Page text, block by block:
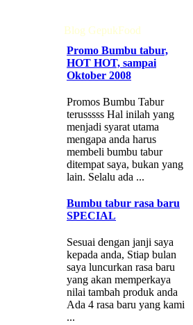
Blog GepukFood
Promo Bumbu tabur,
HOT HOT, sampai
Oktober 2008
Promos Bumbu Tabur
terusssss Hal inilah yang
menjadi syarat utama
mengapa anda harus
membeli bumbu tabur
ditempat saya, bukan yang
lain. Selalu ada ...
Bumbu tabur rasa baru
SPECIAL
Sesuai dengan janji saya
kepada anda, Stiap bulan
saya luncurkan rasa baru
yang akan memperkaya
nilai tambah produk anda
Ada 4 rasa baru yang kami
...